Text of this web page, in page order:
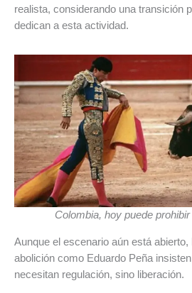
realista, considerando una transición
dedican a esta actividad.
Colombia, hoy puede
Aunque el escenario aún está
abolición como Eduardo Peña
necesitan regulación, sino liberación.